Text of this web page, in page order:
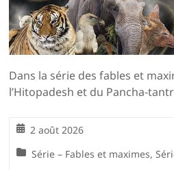
Dans la série des fables et
l’Hitopadesh et du Pancha-
2 août 2026
Série – Fables et maximes,